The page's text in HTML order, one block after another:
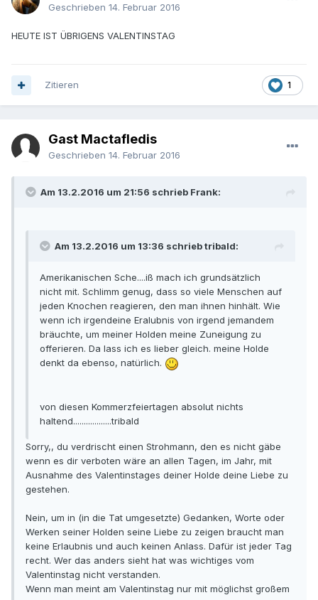
Geschrieben 14. Februar 2016
HEUTE IST ÜBRIGENS VALENTINSTAG
1
Zitieren
Gast Mactafledis
Geschrieben 14. Februar 2016
Am 13.2.2016 um 21:56 schrieb Frank:
Am 13.2.2016 um 13:36 schrieb tribald:
Amerikanischen Sche....iß mach ich grundsätzlich
nicht mit. Schlimm genug, dass so viele Menschen auf
jeden Knochen reagieren, den man ihnen hinhält. Wie
wenn ich irgendeine Eralubnis von irgend jemandem
bräuchte, um meiner Holden meine Zuneigung zu
offerieren. Da lass ich es lieber gleich. meine Holde
denkt da ebenso, natürlich.
von diesen Kommerzfeiertagen absolut nichts
haltend..................tribald
Sorry,, du verdrischt einen Strohmann, den es nicht gäbe
wenn es dir verboten wäre an allen Tagen, im Jahr, mit
Ausnahme des Valentinstages deiner Holde deine Liebe zu
gestehen.
Nein, um in (in die Tat umgesetzte) Gedanken, Worte oder
Werken seiner Holden seine Liebe zu zeigen braucht man
keine Erlaubnis und auch keinen Anlass. Dafür ist jeder Tag
recht. Wer das anders sieht hat was wichtiges vom
Valentinstag nicht verstanden.
Wenn man meint am Valentinstag nur mit möglichst großem